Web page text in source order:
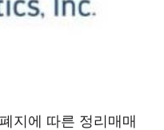
지에 따른 정리매매